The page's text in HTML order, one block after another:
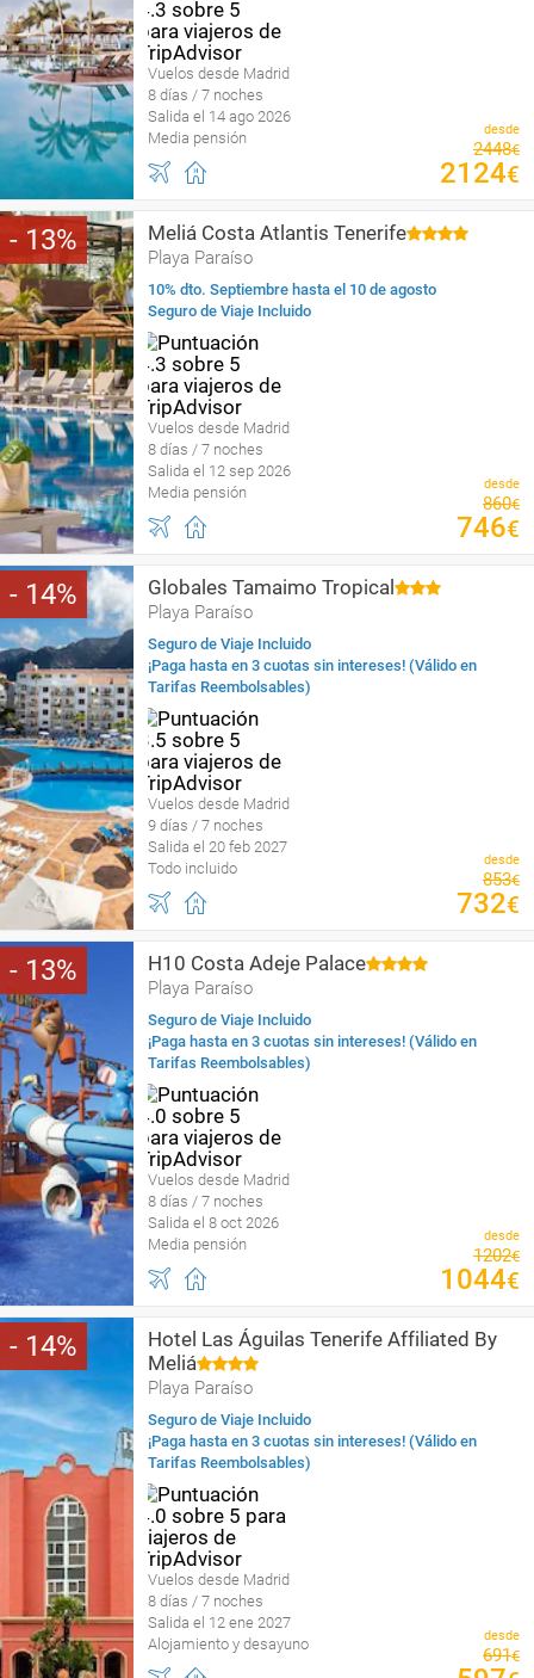
Vuelos desde Madrid
8 días / 7 noches
Salida el 14 ago 2026
Media pensión
desde
2448€
2124€
13 Meliá Costa Atlantis Tenerife
Playa Paraíso
10% dto. Septiembre hasta el 10 de agosto
Seguro de Viaje Incluido
Vuelos desde Madrid
8 días / 7 noches
Salida el 12 sep 2026
Media pensión
desde
860€
746€
14 Globales Tamaimo Tropical
Playa Paraíso
Seguro de Viaje Incluido
¡Paga hasta en 3 cuotas sin intereses! (Válido en
Tarifas Reembolsables)
Vuelos desde Madrid
9 días / 7 noches
Salida el 20 feb 2027
Todo incluido
desde
853€
732€
13 H10 Costa Adeje Palace
Playa Paraíso
Seguro de Viaje Incluido
¡Paga hasta en 3 cuotas sin intereses! (Válido en
Tarifas Reembolsables)
Vuelos desde Madrid
8 días / 7 noches
Salida el 8 oct 2026
Media pensión
desde
1202€
1044€
14
Hotel Las Águilas Tenerife Affiliated By
Meliá
Playa Paraíso
Seguro de Viaje Incluido
¡Paga hasta en 3 cuotas sin intereses! (Válido en
Tarifas Reembolsables)
Vuelos desde Madrid
8 días / 7 noches
Salida el 12 ene 2027
Alojamiento y desayuno
desde
691€